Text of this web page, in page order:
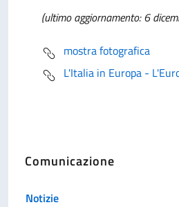
(ultimo aggiornamento: 6
mostra fotografica
L'Italia in Europa -
Comunicazione
Notizie